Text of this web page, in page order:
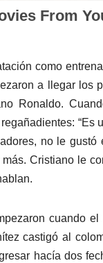
como
a llegar los
Ronaldo.
no le
Cristiano le
cuando
castigó al
hacía dos